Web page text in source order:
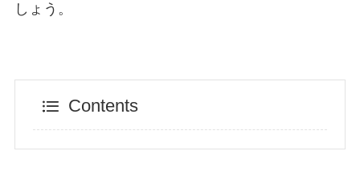
しょう。
Contents